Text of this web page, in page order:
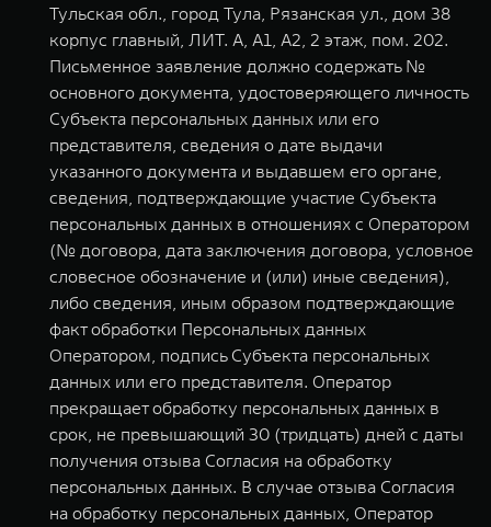
Тульская обл., город Тула, Рязанская ул., дом 38
корпус главный, ЛИТ. А, А1, А2, 2 этаж, пом. 202.
Письменное заявление должно содержать №
основного документа, удостоверяющего личность
Субъекта персональных данных или его
представителя, сведения о дате выдачи
указанного документа и выдавшем его органе,
сведения, подтверждающие участие Субъекта
персональных данных в отношениях с Оператором
(№ договора, дата заключения договора, условное
словесное обозначение и (или) иные сведения),
либо сведения, иным образом подтверждающие
факт обработки Персональных данных
Оператором, подпись Субъекта персональных
данных или его представителя. Оператор
прекращает обработку персональных данных в
срок, не превышающий 30 (тридцать) дней с даты
получения отзыва Согласия на обработку
персональных данных. В случае отзыва Согласия
на обработку персональных данных, Оператор